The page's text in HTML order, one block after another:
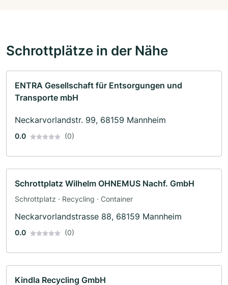
Schrottplätze in der Nähe
ENTRA Gesellschaft für Entsorgungen und
Transporte mbH
Neckarvorlandstr. 99, 68159 Mannheim
0.0 (0)
Schrottplatz Wilhelm OHNEMUS Nachf. GmbH
Schrottplatz · Recycling · Container
Neckarvorlandstrasse 88, 68159 Mannheim
0.0 (0)
Kindla Recycling GmbH